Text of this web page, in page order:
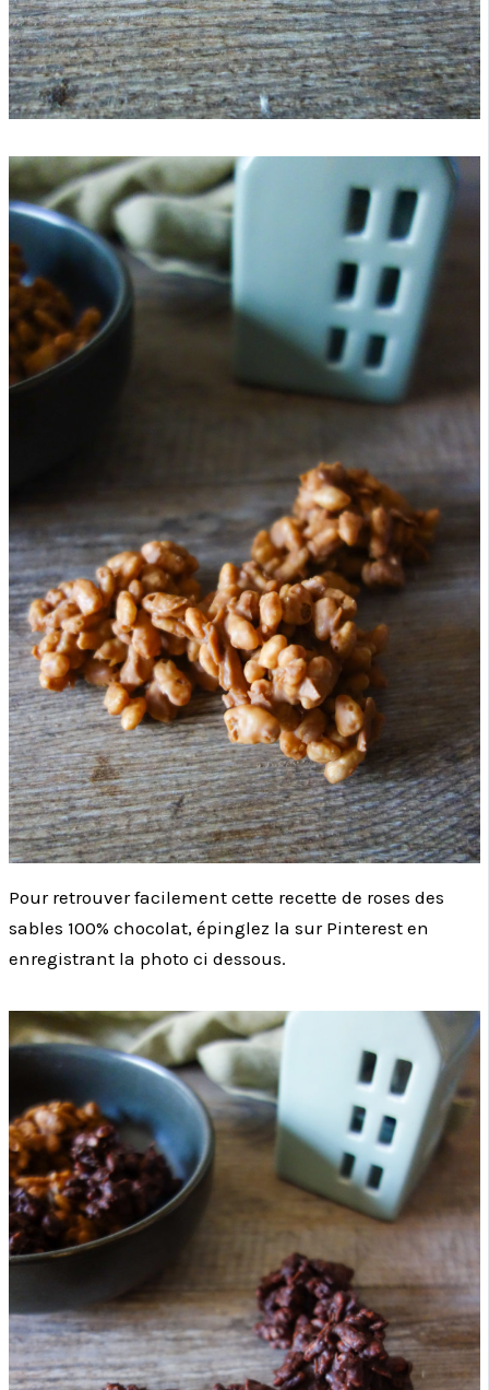
Pour retrouver facilement cette recette de roses des
sables 100% chocolat, épinglez la sur Pinterest en
enregistrant la photo ci dessous.